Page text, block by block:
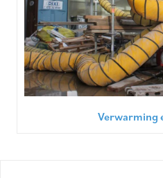
Verwarming